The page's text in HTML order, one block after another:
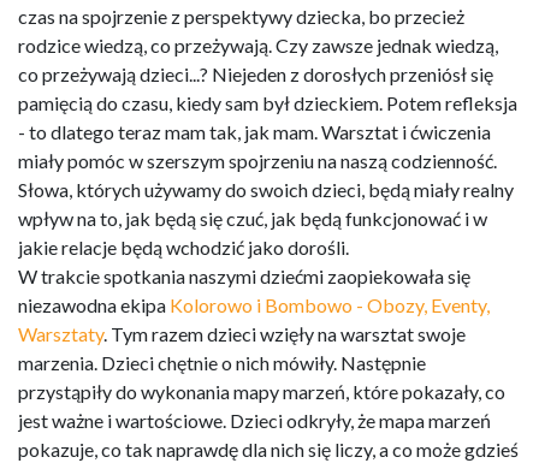
czas na spojrzenie z perspektywy dziecka, bo przecież
rodzice wiedzą, co przeżywają. Czy zawsze jednak wiedzą,
co przeżywają dzieci...? Niejeden z dorosłych przeniósł się
pamięcią do czasu, kiedy sam był dzieckiem. Potem refleksja
- to dlatego teraz mam tak, jak mam. Warsztat i ćwiczenia
miały pomóc w szerszym spojrzeniu na naszą codzienność.
Słowa, których używamy do swoich dzieci, będą miały realny
wpływ na to, jak będą się czuć, jak będą funkcjonować i w
jakie relacje będą wchodzić jako dorośli.
W trakcie spotkania naszymi dziećmi zaopiekowała się
niezawodna ekipa Kolorowo i Bombowo - Obozy, Eventy,
Warsztaty. Tym razem dzieci wzięły na warsztat swoje
marzenia. Dzieci chętnie o nich mówiły. Następnie
przystąpiły do wykonania mapy marzeń, które pokazały, co
jest ważne i wartościowe. Dzieci odkryły, że mapa marzeń
pokazuje, co tak naprawdę dla nich się liczy, a co może gdzieś